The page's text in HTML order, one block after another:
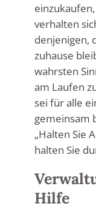
verhalten
denjenigen,
zuhause
wahrsten
am Laufen
sei für alle
gemeinsam
„Halten Sie
halten Sie
Hilfe